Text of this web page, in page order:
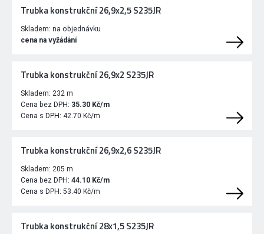
Trubka konstrukční 26,9x2,5 S235JR
Skladem: na objednávku
cena na vyžádání
Trubka konstrukční 26,9x2 S235JR
Skladem: 232 m
Cena bez DPH: 35.30 Kč/m
Cena s DPH: 42.70 Kč/m
Trubka konstrukční 26,9x2,6 S235JR
Skladem: 205 m
Cena bez DPH: 44.10 Kč/m
Cena s DPH: 53.40 Kč/m
Trubka konstrukční 28x1,5 S235JR